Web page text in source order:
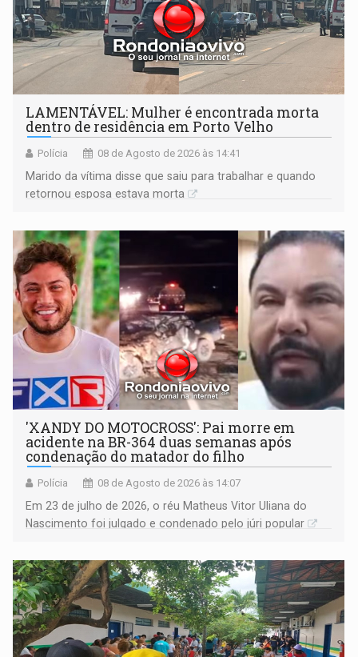
LAMENTÁVEL: Mulher é encontrada morta
dentro de residência em Porto Velho
Polícia 08 de Agosto de 2026 às 14:41
Marido da vítima disse que saiu para trabalhar e quando
retornou esposa estava morta
'XANDY DO MOTOCROSS': Pai morre em
acidente na BR-364 duas semanas após
condenação do matador do filho
Polícia 08 de Agosto de 2026 às 14:07
Em 23 de julho de 2026, o réu Matheus Vitor Uliana do
Nascimento foi julgado e condenado pelo júri popular